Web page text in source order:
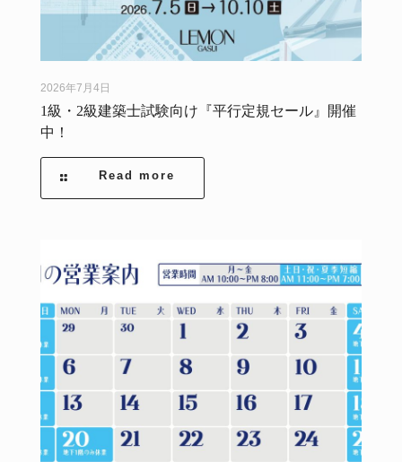
2026年7月4日
1級・2級建築士試験向け『平行定規セール』開催
中！
Read more